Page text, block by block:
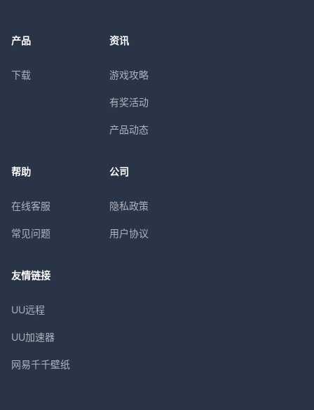
产品
下载
资讯
游戏攻略
有奖活动
产品动态
帮助
在线客服
常见问题
公司
隐私政策
用户协议
友情链接
UU远程
UU加速器
网易千千壁纸